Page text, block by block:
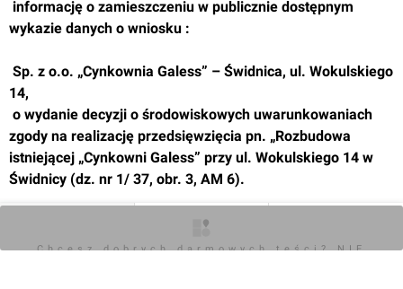
wykazie danych o wniosku :
14,
zgody na realizację przedsięwzięcia pn. „Rozbudowa
istniejącej „Cynkowni Galess” przy ul. Wokulskiego 14 w
Świdnicy (dz. nr 1/ 37, obr. 3, AM 6).
Chcesz dobrych darmowych teści? NIE